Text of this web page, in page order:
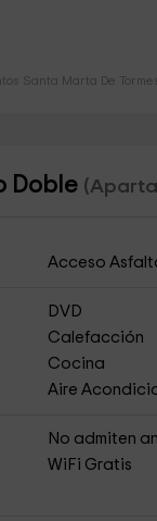
Santa Marta De
Doble
Acceso
DVD
Calefacción
Cocina
Aire
No admiten
WiFi Gratis